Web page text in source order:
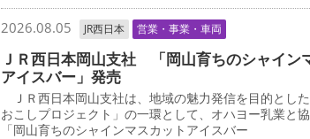
2026.08.05 JR西日本 営業・事業・車両
ＪＲ西日本岡山支社 「岡山育ちのシャイン
アイスバー」発売
ＪＲ西日本岡山支社は、地域の魅力発信を目的とし
おこしプロジェクト」の一環として、オハヨー乳業と
「岡山育ちのシャインマスカットアイスバー